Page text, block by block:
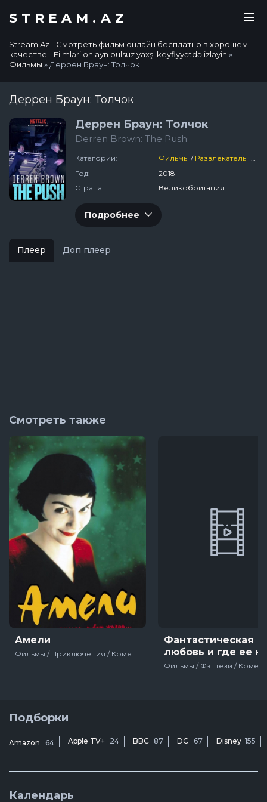
STREAM.AZ
Stream.Az - Смотреть фильм онлайн бесплатно в хорошем
качестве - Filmləri onlayn pulsuz yaxşı keyfiyyətdə izləyin »
Фильмы » Деррен Браун: Толчок
Деррен Браун: Толчок
Деррен Браун: Толчок
Derren Brown: The Push
Категории: Фильмы / Развлекательный
Год:
2018
Страна:
Великобритания
Подробнее
Плеер Доп плеер
Смотреть также
Амели
Фантастическая
любовь и где ее
Подборки
Amazon 64 Apple TV+ 24 BBC 87 DC 67 Disney 155
Календарь